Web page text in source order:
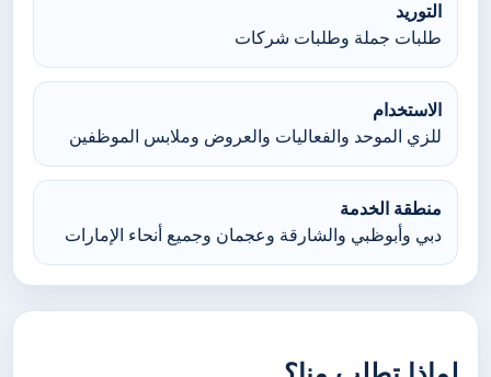
التوريد
طلبات جملة وطلبات شركات
الاستخدام
للزي الموحد والفعاليات والعروض وملابس الموظفين
منطقة الخدمة
دبي وأبوظبي والشارقة وعجمان وجميع أنحاء الإمارات